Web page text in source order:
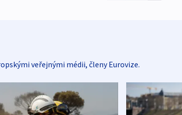
veřejnými médii, členy Eurovize.